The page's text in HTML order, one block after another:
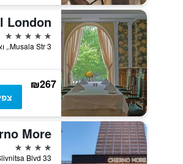
5 כוכבים
3 Musala Str., וארנה, בולגריה
₪267
4 כוכבים